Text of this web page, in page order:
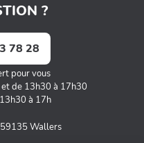
?
78 28
pour vous
de 13h30 à 17h30
à 17h
Wallers